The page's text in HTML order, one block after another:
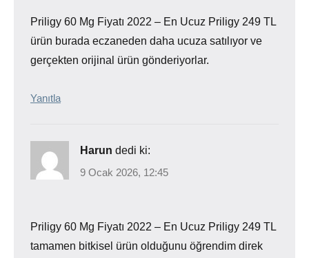
Priligy 60 Mg Fiyatı 2022 – En Ucuz Priligy 249 TL
ürün burada eczaneden daha ucuza satılıyor ve
gerçekten orijinal ürün gönderiyorlar.
Yanıtla
Harun dedi ki:
9 Ocak 2026, 12:45
Priligy 60 Mg Fiyatı 2022 – En Ucuz Priligy 249 TL
tamamen bitkisel ürün olduğunu öğrendim direk